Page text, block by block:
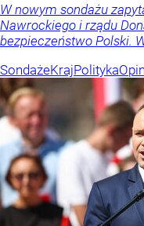
W nowym sondażu
Nawrockiego i rządu
bezpieczeństwo Polski.
SondażeKrajPolityka